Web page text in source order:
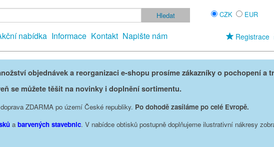
nabídka Informace Kontakt Napište nám
CZK EUR
Registrace
objednávek a reorganizaci e-shopu prosíme zákazníky o pochopení a
se můžete těšit na novinky i doplnění sortimentu.
ZDARMA po území České republiky. Po dohodě zasíláme po celé Evropě.
a barvených stavebnic. V nabídce obtisků postupně doplňujeme ilustrativní nákresy